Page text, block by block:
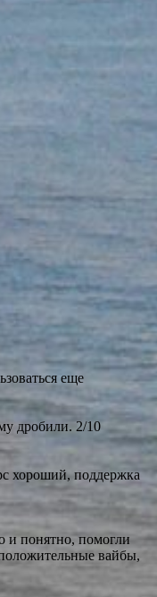
еще
дробили. 2/10
хороший, поддержка
и понятно, помогли
вайбы,